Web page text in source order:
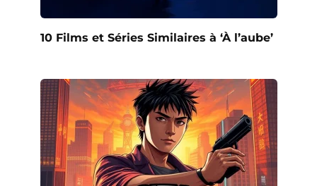
10 Films et Séries Similaires à ‘À l’aube’